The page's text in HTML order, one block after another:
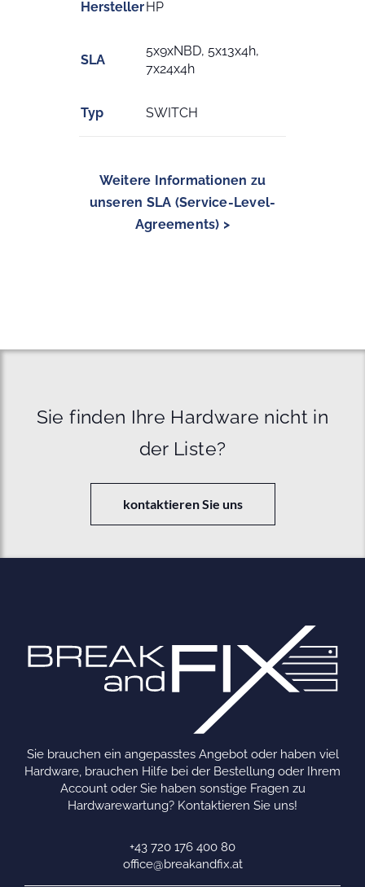
HerstellerHP
SLA
5x9xNBD, 5x13x4h,
7x24x4h
Typ SWITCH
Weitere Informationen zu
unseren SLA (Service-Level-
Agreements) >
Sie finden Ihre Hardware nicht in
der Liste?
kontaktieren Sie uns
Sie brauchen ein angepasstes Angebot oder haben viel
Hardware, brauchen Hilfe bei der Bestellung oder Ihrem
Account oder Sie haben sonstige Fragen zu
Hardwarewartung? Kontaktieren Sie uns!
+43 720 176 400 80
office@breakandfix.at